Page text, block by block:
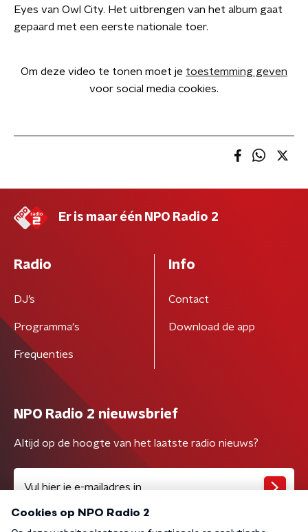
Eyes van Owl City. Het uitbrengen van het album gaat
gepaard met een eerste nationale toer.
Om deze video te tonen moet je toestemming geven
voor social media cookies.
Er is maar één NPO Radio 2
Radio
DJ’s
Programma's
Frequenties
Info
Contact
Download de app
NPO Radio 2 nieuwsbrief
Altijd op de hoogte van het laatste radio nieuws?